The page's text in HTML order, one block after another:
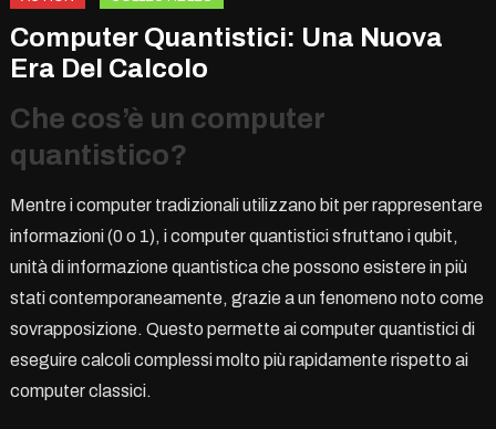
Computer Quantistici: Una Nuova
Era Del Calcolo
Che cos’è un computer
quantistico?
Mentre i computer tradizionali utilizzano bit per rappresentare
informazioni (0 o 1), i computer quantistici sfruttano i qubit,
unità di informazione quantistica che possono esistere in più
stati contemporaneamente, grazie a un fenomeno noto come
sovrapposizione. Questo permette ai computer quantistici di
eseguire calcoli complessi molto più rapidamente rispetto ai
computer classici.